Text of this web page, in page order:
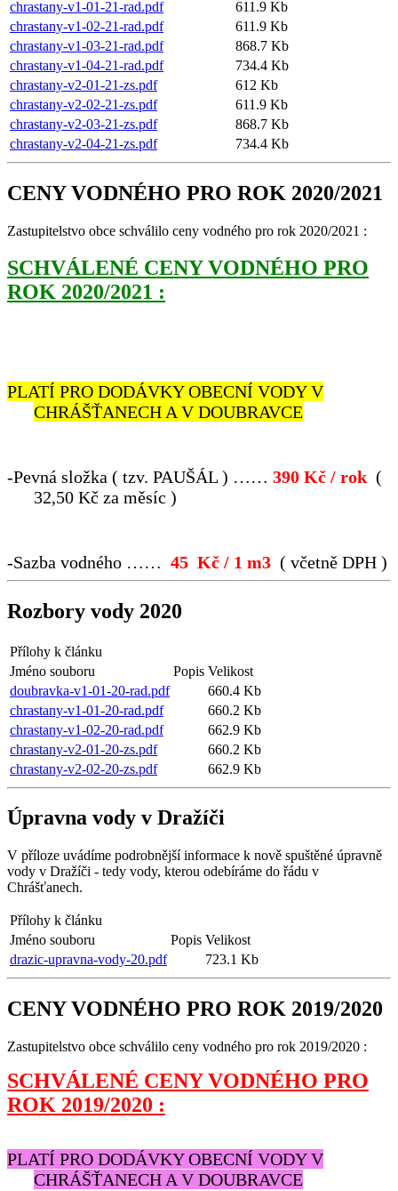
chrastany-v1-01-21-rad.pdf
611.9 Kb
chrastany-v1-02-21-rad.pdf
611.9 Kb
chrastany-v1-03-21-rad.pdf
868.7 Kb
chrastany-v1-04-21-rad.pdf
734.4 Kb
chrastany-v2-01-21-zs.pdf
612 Kb
chrastany-v2-02-21-zs.pdf
611.9 Kb
chrastany-v2-03-21-zs.pdf
868.7 Kb
chrastany-v2-04-21-zs.pdf
734.4 Kb
CENY VODNÉHO PRO ROK 2020/2021
Zastupitelstvo obce schválilo ceny vodného pro rok 2020/2021 :
SCHVÁLENÉ CENY VODNÉHO PRO
ROK 2020/2021 :
PLATÍ PRO DODÁVKY OBECNÍ VODY V
CHRÁŠŤANECH A V DOUBRAVCE
-Pevná složka ( tzv. PAUŠÁL ) …… 390 Kč / rok (
32,50 Kč za měsíc )
-Sazba vodného …… 45 Kč / 1 m3 ( včetně DPH )
Rozbory vody 2020
Přílohy k článku
Jméno souboru
Popis Velikost
doubravka-v1-01-20-rad.pdf
660.4 Kb
chrastany-v1-01-20-rad.pdf
660.2 Kb
chrastany-v1-02-20-rad.pdf
662.9 Kb
chrastany-v2-01-20-zs.pdf
660.2 Kb
chrastany-v2-02-20-zs.pdf
662.9 Kb
Úpravna vody v Dražíči
V příloze uvádíme podrobnější informace k nově spuštěné úpravně
vody v Dražíči - tedy vody, kterou odebíráme do řádu v
Chrášťanech.
Přílohy k článku
Jméno souboru
Popis Velikost
drazic-upravna-vody-20.pdf
723.1 Kb
CENY VODNÉHO PRO ROK 2019/2020
Zastupitelstvo obce schválilo ceny vodného pro rok 2019/2020 :
SCHVÁLENÉ CENY VODNÉHO PRO
ROK 2019/2020 :
PLATÍ PRO DODÁVKY OBECNÍ VODY V
CHRÁŠŤANECH A V DOUBRAVCE